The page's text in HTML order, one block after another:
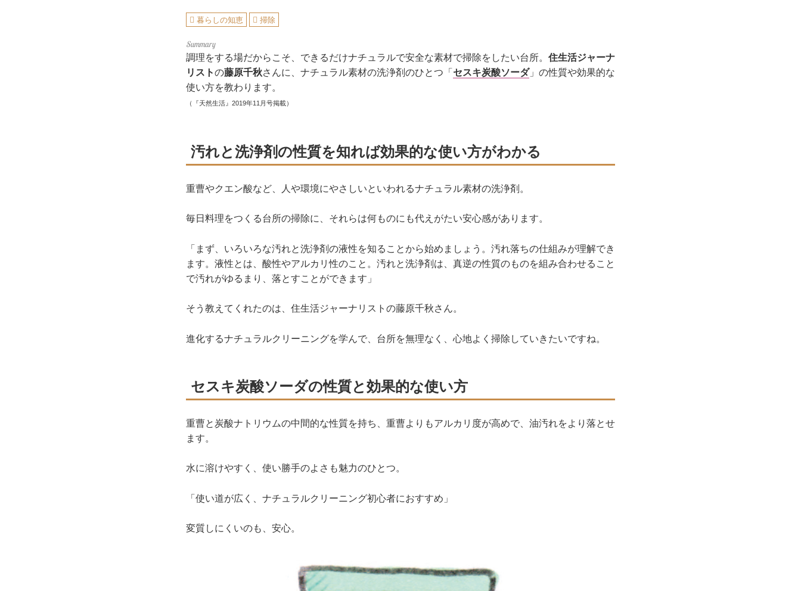
暮らしの知恵 掃除
調理をする場だからこそ、できるだけナチュラルで安全な素材で掃除をしたい台所。 住生活ジャーナ
リストの藤原千秋さんに、ナチュラル素材の洗浄剤のひとつ「 セスキ炭酸ソーダ」の性質や効果的な
使い方を教わります。
（『天然生活』2019年11月号掲載）
汚れと洗浄剤の性質を知れば効果的な使い方がわかる
重曹やクエン酸など、人や環境にやさしいといわれるナチュラル素材の洗浄剤。
毎日料理をつくる台所の掃除に、それらは何ものにも代えがたい安心感があります。
「まず、いろいろな汚れと洗浄剤の液性を知ることから始めましょう。汚れ落ちの仕組みが理解でき
ます。液性とは、酸性やアルカリ性のこと。汚れと洗浄剤は、真逆の性質のものを組み合わせること
で汚れがゆるまり、落とすことができます」
そう教えてくれたのは、住生活ジャーナリストの藤原千秋さん。
進化するナチュラルクリーニングを学んで、台所を無理なく、心地よく掃除していきたいですね。
セスキ炭酸ソーダの性質と効果的な使い方
重曹と炭酸ナトリウムの中間的な性質を持ち、重曹よりもアルカリ度が高めで、油汚れをより落とせ
ます。
水に溶けやすく、使い勝手のよさも魅力のひとつ。
「使い道が広く、ナチュラルクリーニング初心者におすすめ」
変質しにくいのも、安心。